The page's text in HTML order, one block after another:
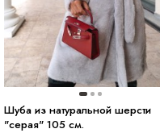
Шуба из натуральной шерсти
"серая" 105 см.